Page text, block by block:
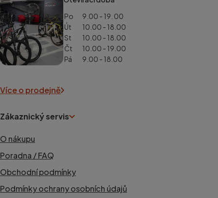
Po
9.00 - 19. 00
Út
10.00 - 18.00
St
10.00 - 18.00
Čt
10.00 - 19.00
Pá
9.00 - 18.00
Více o prodejně
Zákaznický servis
O nákupu
Poradna / FAQ
Obchodní podmínky
Podmínky ochrany osobních údajů